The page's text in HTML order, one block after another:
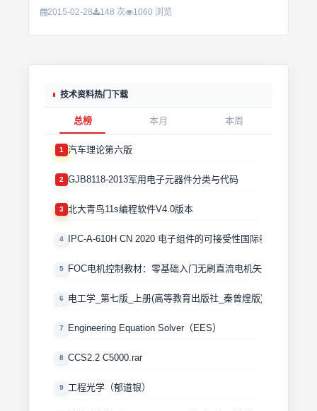
2015-02-28 148 次 1060 浏览
技术资料热门下载
总榜 本月 本周
1 汽车理论第六版
2 GJB8118-2013军用电子元器件分类与代码
3 北大青鸟11s编程软件V4.0版本
4 IPC-A-610H CN 2020 电子组件的可接受性国际验收标准
5 FOC电机控制教材：零基础入门无刷直流电机矢量控制技术
6 电工学_第七版_上册(高等教育出版社_秦曾煌版)
7 Engineering Equation Solver（EES）
8 CCS2.2 C5000.rar
9 工程光学（郁道银）